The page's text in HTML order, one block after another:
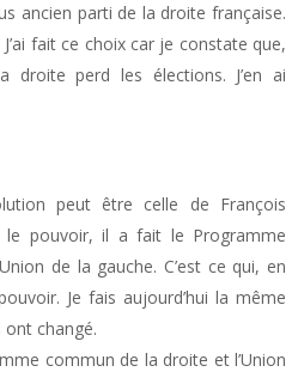
ancien parti de la droite française.
fait ce choix car je constate que,
droite perd les élections. J’en ai
peut être celle de François
le pouvoir, il a fait le Programme
de la gauche. C’est ce qui, en
Je fais aujourd’hui la même
changé.
commun de la droite et l’Union